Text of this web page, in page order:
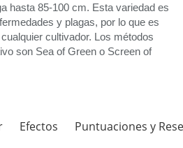
hasta 85-100 cm. Esta variedad es
y plagas, por lo que es
cultivador. Los métodos
son Sea of Green o Screen of
Efectos Puntuaciones y